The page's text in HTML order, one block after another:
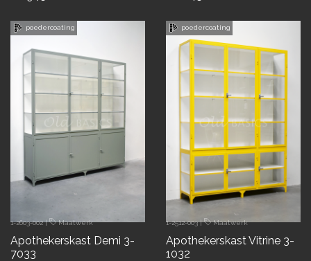
poedercoating
1-2603-002| Maatwerk
Apothekerskast Demi 3-
7033
poedercoating
1-2512-003| Maatwerk
Apothekerskast Vitrine 3-
1032